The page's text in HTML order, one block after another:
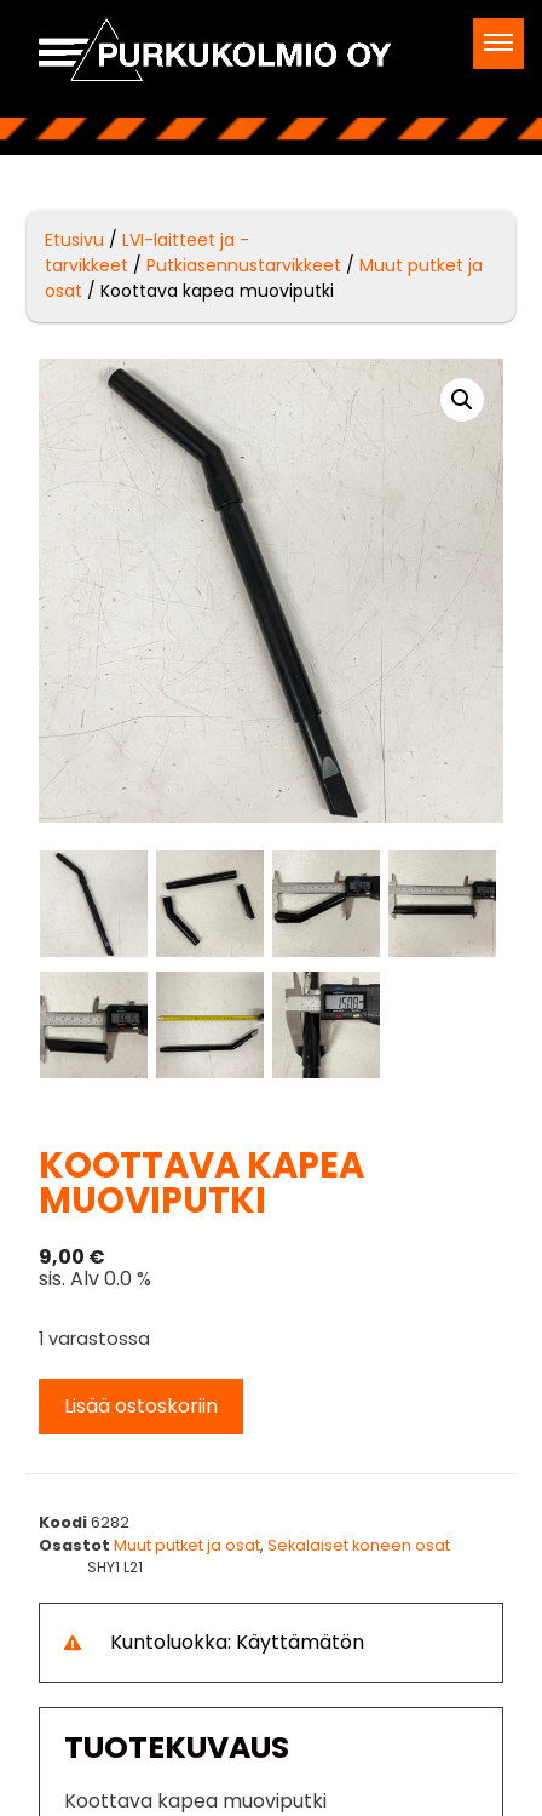
Etusivu /LVI-laitteet ja -
tarvikkeet /Putkiasennustarvikkeet /Muut putket ja
osat / Koottava kapea muoviputki
KOOTTAVA KAPEA
MUOVIPUTKI
9,00 €
sis. Alv 0.0 %
1 varastossa
Lisää ostoskoriin
Koodi6282
Osastot Muut putket ja osat,Sekalaiset koneen osat
SHY1 L21
Kuntoluokka: Käyttämätön
TUOTEKUVAUS
Koottava kapea muoviputki